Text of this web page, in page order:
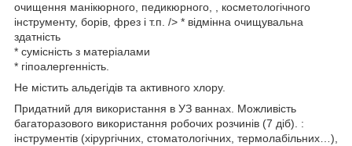
очищення манікюрного, педикюрного, , косметологічного
інструменту, борів, фрез і т.п. /> * відмінна очищувальна
здатність
* сумісність з матеріалами
* гіпоалергенність.
Не містить альдегідів та активного хлору.
Придатний для використання в УЗ ваннах. Можливість
багаторазового використання робочих розчинів (7 діб). :
інструментів (хірургічних, стоматологічних, термолабільних…),